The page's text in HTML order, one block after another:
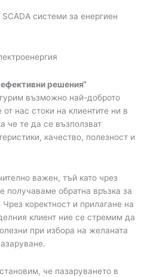
системи за енергиен
решения“
възможно най-доброто
нас стоки на клиентите ни в
че те да се възползват
качество, полезност и
важен, тъй като чрез
получаваме обратна връзка за
коректност и прилагане на
клиент ние се стремим да
при избора на желаната
че пазаруването в